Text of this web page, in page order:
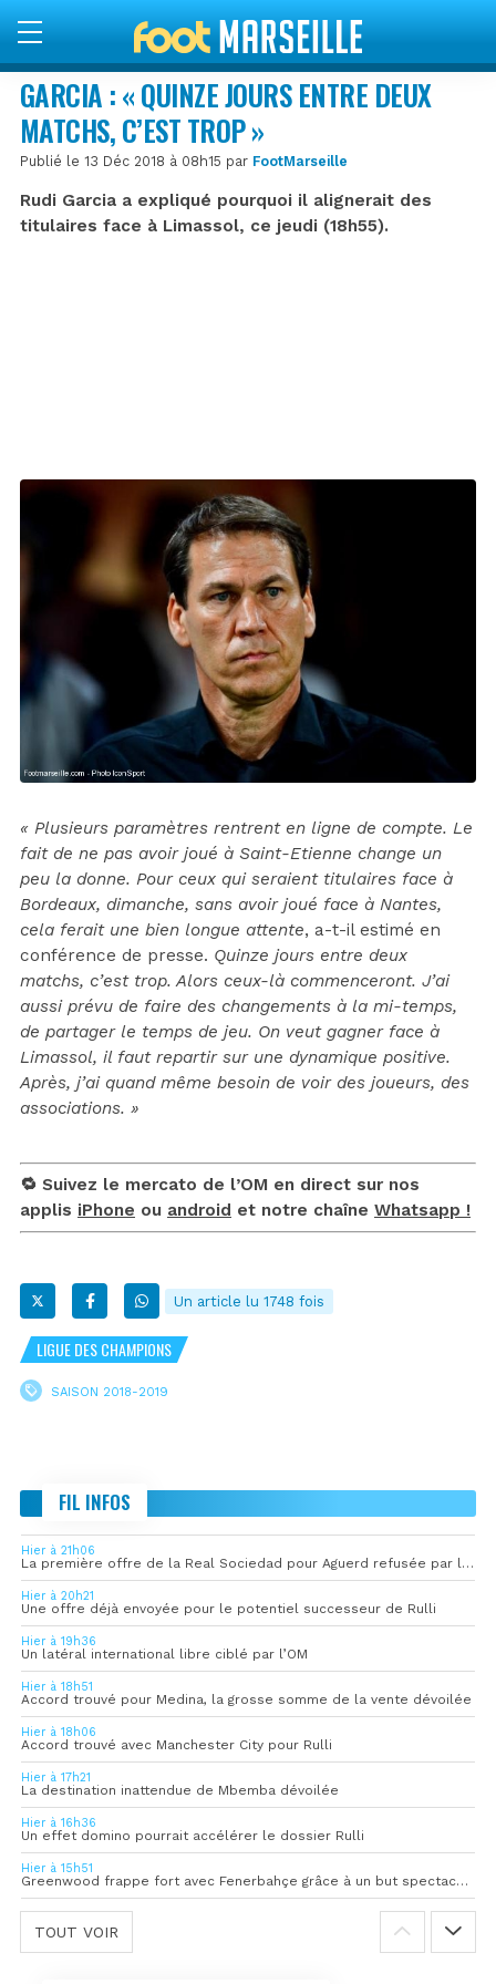
GARCIA : « QUINZE JOURS ENTRE DEUX
MATCHS, C’EST TROP »
Publié le 13 Déc 2018 à 08h15 par FootMarseille
Rudi Garcia a expliqué pourquoi il alignerait des
titulaires face à Limassol, ce jeudi (18h55).
« Plusieurs paramètres rentrent en ligne de compte. Le
fait de ne pas avoir joué à Saint-Etienne change un
peu la donne. Pour ceux qui seraient titulaires face à
Bordeaux, dimanche, sans avoir joué face à Nantes,
cela ferait une bien longue attente, a-t-il estimé en
conférence de presse. Quinze jours entre deux
matchs, c’est trop. Alors ceux-là commenceront. J’ai
aussi prévu de faire des changements à la mi-temps,
de partager le temps de jeu. On veut gagner face à
Limassol, il faut repartir sur une dynamique positive.
Après, j’ai quand même besoin de voir des joueurs, des
associations. »
🔁 Suivez le mercato de l’OM en direct sur nos
applis iPhone ou android et notre chaîne Whatsapp !
Un article lu 1748 fois
LIGUE DES CHAMPIONS
SAISON 2018-2019
FIL INFOS
Hier à 21h06
La première offre de la Real Sociedad pour Aguerd refusée par l’OM
Hier à 20h21
Une offre déjà envoyée pour le potentiel successeur de Rulli
Hier à 19h36
Un latéral international libre ciblé par l’OM
Hier à 18h51
Accord trouvé pour Medina, la grosse somme de la vente dévoilée
Hier à 18h06
Accord trouvé avec Manchester City pour Rulli
Hier à 17h21
La destination inattendue de Mbemba dévoilée
Hier à 16h36
Un effet domino pourrait accélérer le dossier Rulli
Hier à 15h51
Greenwood frappe fort avec Fenerbahçe grâce à un but spectaculaire
TOUT VOIR